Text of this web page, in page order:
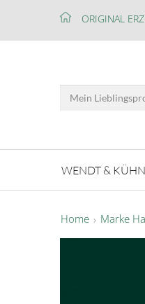
ORIGINAL
WENDT & KÜHN
Home Marke